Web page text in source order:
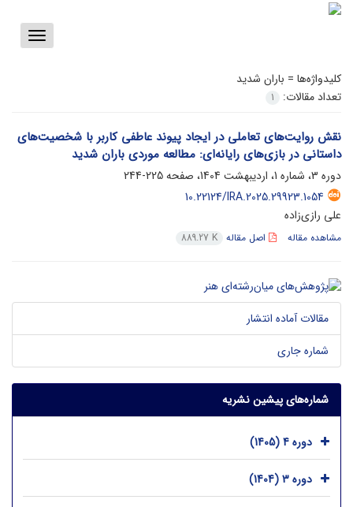
Toggle
کلیدواژه‌ها = باران شدید
تعداد مقالات:
1
نقش روایت‌های تعاملی در ایجاد پیوند عاطفی کاربر با شخصیت‌های
داستانی در بازی‌های رایانه‌ای: مطالعه موردی باران شدید
دوره 3، شماره 1، اردیبهشت 1404، صفحه
225-244
10.22124/IRA.2025.29923.1054
علی رازی‌زاده
مشاهده مقاله اصل مقاله 889.27 K
مقالات آماده انتشار
شماره جاری
شماره‌های پیشین نشریه
دوره 4 (1405)
دوره 3 (1404)